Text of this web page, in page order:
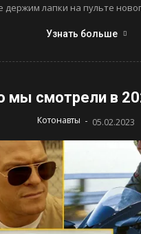
держим лапки на пульте
Узнать больше
мы смотрели в
Котонавты - 05.02.2023